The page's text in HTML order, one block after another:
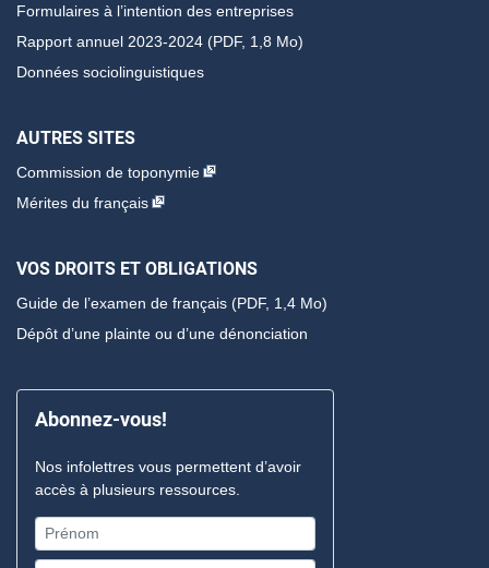
Formulaires à l’intention des entreprises
Rapport annuel 2023-2024 (PDF, 1,8 Mo)
Données sociolinguistiques
AUTRES SITES
Commission de toponymie
Mérites du français
VOS DROITS ET OBLIGATIONS
Guide de l’examen de français (PDF, 1,4 Mo)
Dépôt d’une plainte ou d’une dénonciation
Abonnez-vous!
Nos infolettres vous permettent d’avoir
accès à plusieurs ressources.